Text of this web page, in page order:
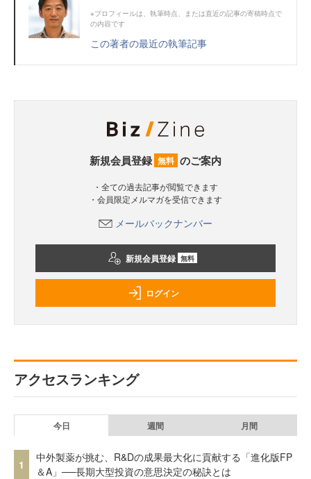
※プロフィールは、執筆時点、または直近の記事の寄稿時点で
の内容です
この著者の最近の執筆記事
新規会員登録 無料 のご案内
・全ての過去記事が閲覧できます
・会員限定メルマガを受信できます
メールバックナンバー
新規会員登録 無料
ログイン
アクセスランキング
今日 週間 月間
1
中外製薬が挑む、R&Dの成果最大化に貢献する「進化版FP
＆A」──長期大型投資の意思決定の秘訣とは